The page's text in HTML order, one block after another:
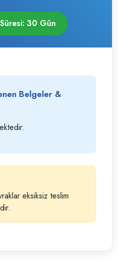
30 Gün
Belgeler &
eksiksiz teslim